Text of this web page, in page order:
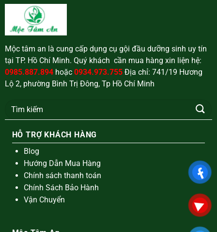
Mộc tâm an là cung cấp dụng cụ gội đầu dưỡng sinh uy tín
tại TP. Hồ Chí Minh. Quý khách cần mua hàng xin liện hệ:
0985.887.894hoặc 0934.973.755Địa chỉ: 741/19 Hương
Lộ 2, phường Bình Trị Đông, Tp Hồ Chí Minh
Tìm
HỖ TRỢ KHÁCH HÀNG
Blog
Hướng Dẫn Mua Hàng
Chính sách thanh toán
Chính Sách Bảo Hành
Vận Chuyển